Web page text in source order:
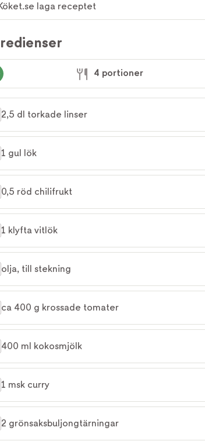
laga receptet
4 portioner
2,5 dl torkade linser
1 gul lök
0,5 röd chilifrukt
1 klyfta vitlök
olja, till stekning
ca 400 g krossade tomater
400 ml kokosmjölk
1 msk curry
2 grönsaksbuljongtärningar